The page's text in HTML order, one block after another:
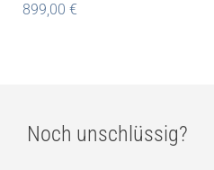
899,00 €
Noch unschlüssig?